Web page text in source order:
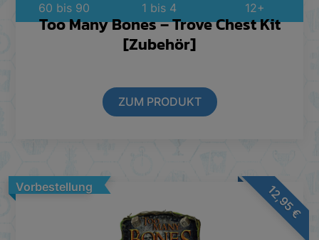
Too Many Bones – Trove Chest Kit
[Zubehör]
ZUM PRODUKT
60 bis 90 1 bis 4 12+
12,95
€
Vorbestellung